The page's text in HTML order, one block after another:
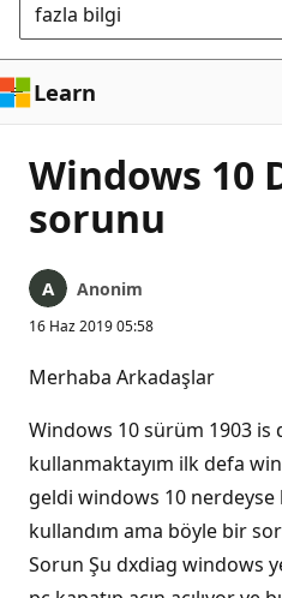
fazla bilgi
Learn
Windows 10
sorunu
Anonim
16 Haz 2019 05:58
Merhaba Arkadaşlar
Windows 10 sürüm 1903 is
kullanmaktayım ilk defa
geldi windows 10
kullandım ama böyle bir
Sorun Şu dxdiag windows